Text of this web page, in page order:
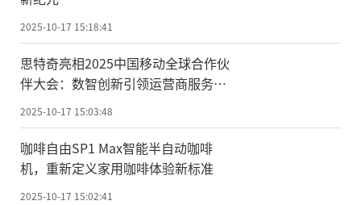
2025-10-17 15:18:41
思特奇亮相2025中国移动全球合作伙
伴大会：数智创新引领运营商服务转
型
2025-10-17 15:03:48
咖啡自由SP1 Max智能半自动咖啡
机，重新定义家用咖啡体验新标准
2025-10-17 15:02:41